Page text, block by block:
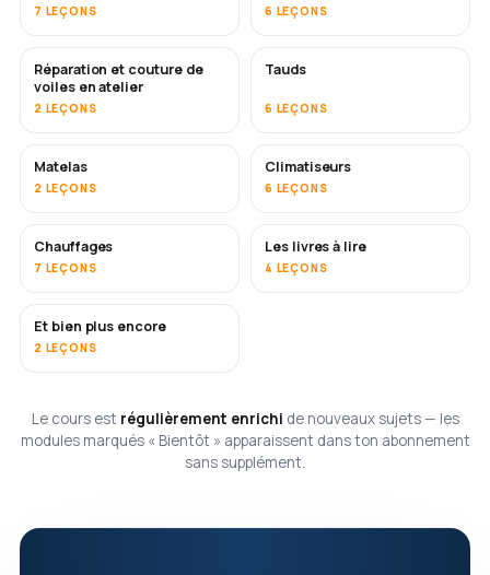
7 LEÇONS 6 LEÇONS
BIENTÔT
Réparation et couture de
voiles en atelier
2 LEÇONS
Tauds
6 LEÇONS
Matelas
2 LEÇONS
BIENTÔT
Climatiseurs
6 LEÇONS
BIENTÔT
Chauffages
7 LEÇONS
BIENTÔT
Les livres à lire
4 LEÇONS
BIENTÔT
Et bien plus encore
2 LEÇONS
Le cours est régulièrement enrichi de nouveaux sujets — les
modules marqués « Bientôt » apparaissent dans ton abonnement
sans supplément.